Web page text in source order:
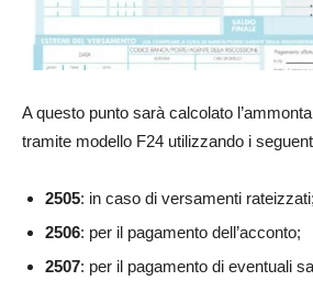
A questo punto sarà calcolato
tramite modello F24 utilizzando i
2505: in caso di versamenti rateizzati;
2506: per il pagamento dell’acconto;
2507: per il pagamento di eventuali